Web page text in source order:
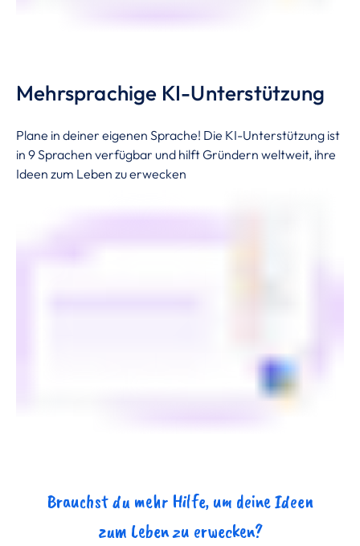
Mehrsprachige KI-Unterstützung
Plane in deiner eigenen Sprache! Die KI-Unterstützung ist
in 9 Sprachen verfügbar und hilft Gründern weltweit, ihre
Ideen zum Leben zu erwecken
Brauchst du mehr Hilfe, um deine Ideen
zum Leben zu erwecken?